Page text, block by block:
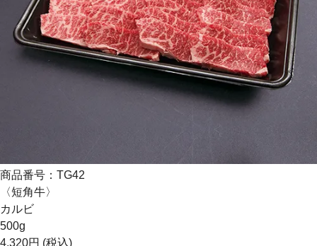
商品番号：TG42
〈短角牛〉
カルビ
500g
4,320円 (税込)